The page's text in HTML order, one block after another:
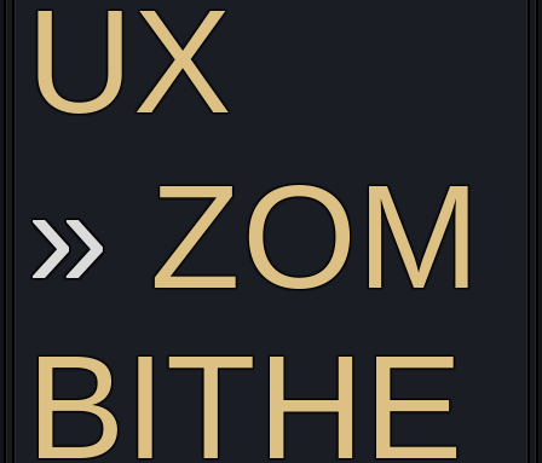
UX
ZOM
BITHE